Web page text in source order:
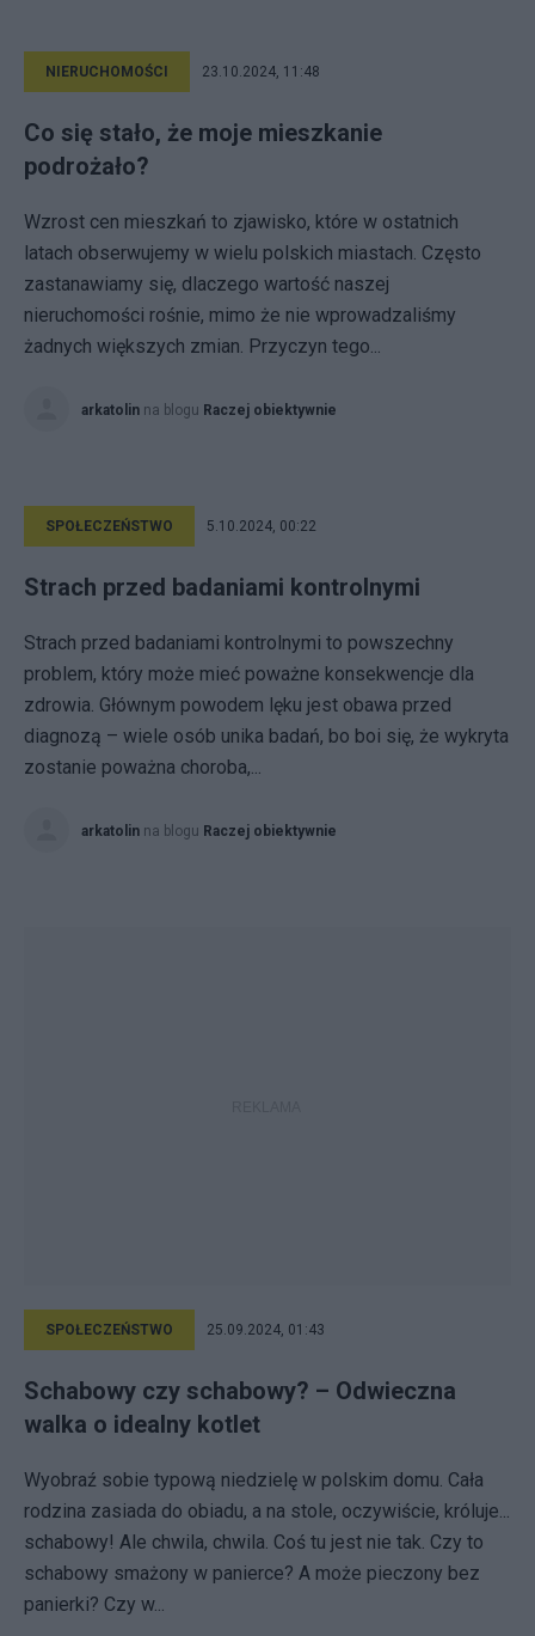
NIERUCHOMOŚCI 23.10.2024, 11:48
Co się stało, że moje mieszkanie
podrożało?
Wzrost cen mieszkań to zjawisko, które w ostatnich
latach obserwujemy w wielu polskich miastach. Często
zastanawiamy się, dlaczego wartość naszej
nieruchomości rośnie, mimo że nie wprowadzaliśmy
żadnych większych zmian. Przyczyn tego...
arkatolin na blogu Raczej obiektywnie
SPOŁECZEŃSTWO 5.10.2024, 00:22
Strach przed badaniami kontrolnymi
Strach przed badaniami kontrolnymi to powszechny
problem, który może mieć poważne konsekwencje dla
zdrowia. Głównym powodem lęku jest obawa przed
diagnozą – wiele osób unika badań, bo boi się, że wykryta
zostanie poważna choroba,...
arkatolin na blogu Raczej obiektywnie
SPOŁECZEŃSTWO 25.09.2024, 01:43
Schabowy czy schabowy? – Odwieczna
walka o idealny kotlet
Wyobraź sobie typową niedzielę w polskim domu. Cała
rodzina zasiada do obiadu, a na stole, oczywiście, króluje...
schabowy! Ale chwila, chwila. Coś tu jest nie tak. Czy to
schabowy smażony w panierce? A może pieczony bez
panierki? Czy w...